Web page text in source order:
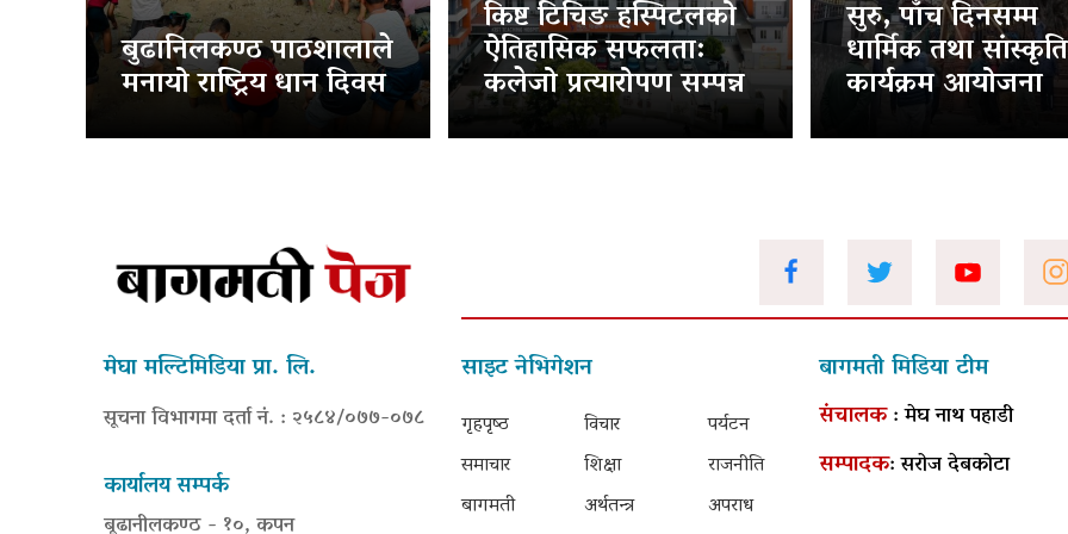
बुढानिलकण्ठ पाठशालाले
मनायो राष्ट्रिय धान दिवस
किष्ट टिचिङ हस्पिटलको
ऐतिहासिक सफलता:
कलेजो प्रत्यारोपण सम्पन्न
सुरु, पाँच दिनसम्म
धार्मिक तथा
कार्यक्रम आयोजना
मेघा मल्टिमिडिया प्रा. लि.
सूचना विभागमा दर्ता नं. : २५८४/०७७-०७८
कार्यालय सम्पर्क
बूढानीलकण्ठ - १०, कपन
साइट नेभिगेशन
गृहपृष्‍ठ
समाचार
बागमती
विचार
शिक्षा
अर्थतन्त्र
पर्यटन
राजनीति
अपराध
बागमती मिडिया टीम
संचालक: मेघ नाथ पहाडी
सम्पादक: सरोज देबकोटा